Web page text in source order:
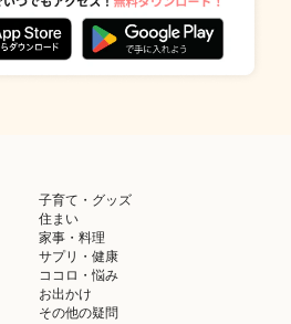
子育て・グッズ
住まい
家事・料理
サプリ・健康
ココロ・悩み
お出かけ
その他の疑問